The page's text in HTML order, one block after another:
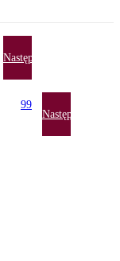
Następna
99
Następna